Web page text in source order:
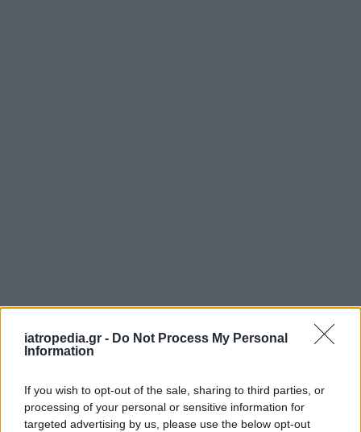
iatropedia.gr - Do Not Process My Personal
Information
If you wish to opt-out of the sale, sharing to third parties, or
processing of your personal or sensitive information for
targeted advertising by us, please use the below opt-out
ΕΦΗΜΕΡΕΥΟΝΤΑ ΝΟΣΟΚΟΜΕΙΑ
Δείτε ποιάνοσοκομείαεφημερεύουν